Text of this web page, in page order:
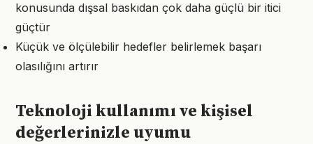
konusunda dışsal baskıdan çok daha güçlü bir itici
güçtür
Küçük ve ölçülebilir hedefler belirlemek başarı
olasılığını artırır
Teknoloji kullanımı ve kişisel
değerlerinizle uyumu